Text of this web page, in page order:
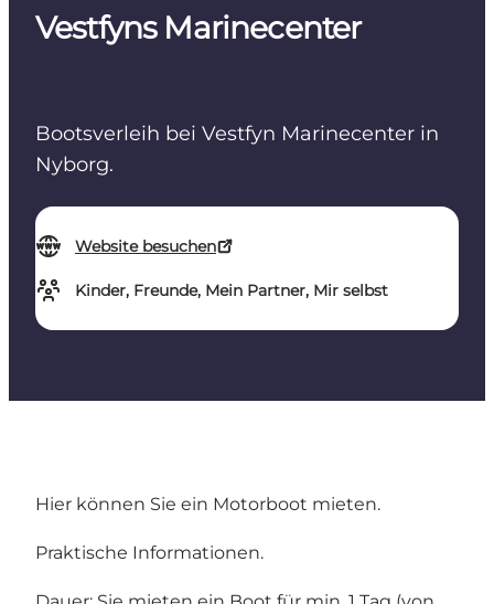
Vestfyns Marinecenter
Bootsverleih bei Vestfyn Marinecenter in
Nyborg.
Website besuchen
Kinder, Freunde, Mein Partner, Mir selbst
Hier können Sie ein Motorboot mieten.
Praktische Informationen.